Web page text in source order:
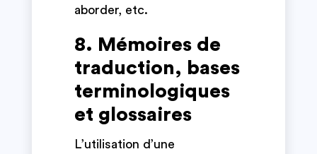
aborder, etc.
8. Mémoires de
traduction, bases
terminologiques
et glossaires
L’utilisation d’une